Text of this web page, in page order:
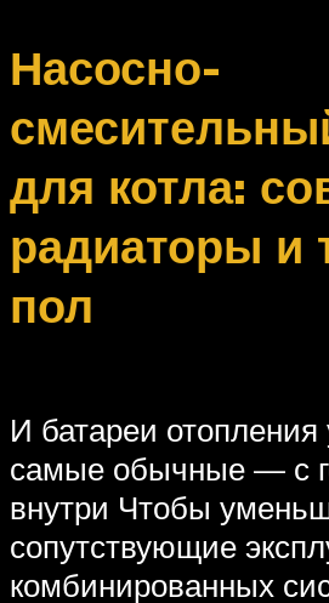
Насосно-
для котла:
радиаторы и
пол
И батареи отопления
самые обычные — с
внутри Чтобы
сопутствующие
комбинированных